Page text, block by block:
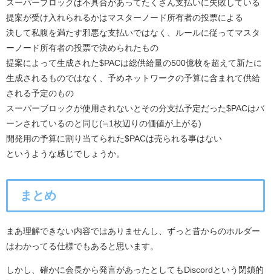
スーパーブロックは不具合があってたくさん支払いに失敗している
提案が受け入れられるかはマスターノード所有者の投票による
決して私腹を満たす邪悪な支払いではなく、ルールに従ってマスタ
ーノード所有者の投票で決められたもの
提案によって生成された$PACは総供給量の500億枚を超えて新たに
生成されるものではなく、予めネットワークの予算に含まれて供給
される予定のもの
スーパーブロックが使用されないとその分支払予定だった$PACはバ
ーンされているのと同じ(≒1枚辺りの価値が上がる)
開発用の予算に割り当てられた$PACは売られる事はない
というような感じでしょうか。
まとめ
まあ理解できない内容ではありませんし、ずっと昔からのホルダー
はわかってる仕様でもあると思います。
しかし、確かに会長から発言があったとしてもDiscordという閉鎖的